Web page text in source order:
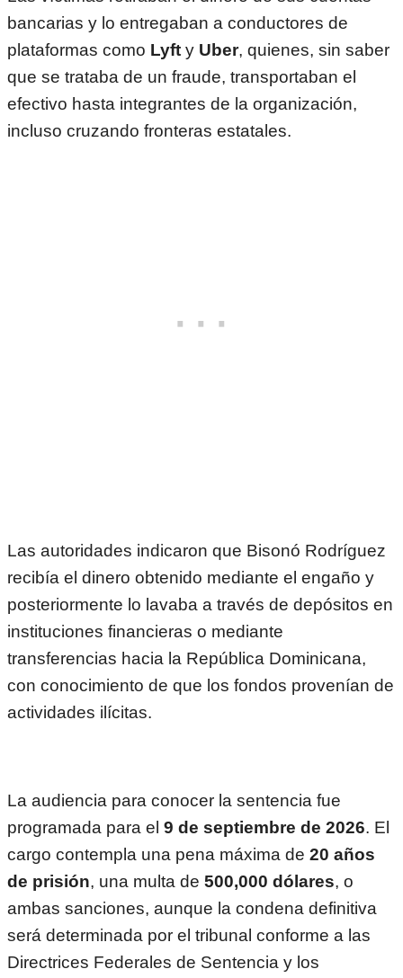
bancarias y lo entregaban a conductores de
plataformas como Lyft y Uber, quienes, sin saber
que se trataba de un fraude, transportaban el
efectivo hasta integrantes de la organización,
incluso cruzando fronteras estatales.
Las autoridades indicaron que Bisonó Rodríguez
recibía el dinero obtenido mediante el engaño y
posteriormente lo lavaba a través de depósitos en
instituciones financieras o mediante
transferencias hacia la República Dominicana,
con conocimiento de que los fondos provenían de
actividades ilícitas.
La audiencia para conocer la sentencia fue
programada para el 9 de septiembre de 2026. El
cargo contempla una pena máxima de 20 años
de prisión, una multa de 500,000 dólares, o
ambas sanciones, aunque la condena definitiva
será determinada por el tribunal conforme a las
Directrices Federales de Sentencia y los